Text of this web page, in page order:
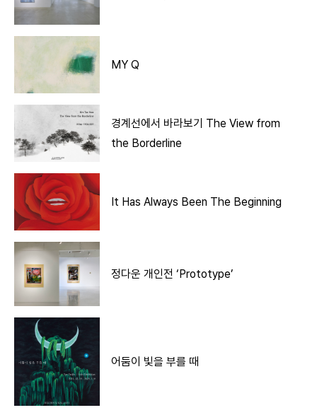
MY Q
경계선에서 바라보기 The View from
the Borderline
It Has Always Been The Beginning
정다운 개인전 ‘Prototype’
어둠이 빛을 부를 때